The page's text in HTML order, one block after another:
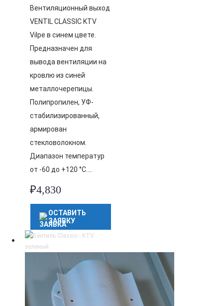
Вентиляционный выход
VENTIL CLASSIC KTV
Vilpe в синем цвете.
Предназначен для
вывода вентиляции на
кровлю из синей
металлочерепицы.
Полипропилен, УФ-
стабилизированный,
армирован
стекловолокном.
Диапазон температур
от -60 до +120 °C….
₽4,830
ОСТАВИТЬ
ЗАЯВКУ